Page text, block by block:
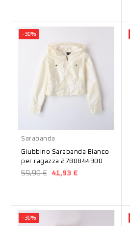
-30%
Sarabanda
Giubbino Sarabanda Bianco
per ragazza 2780844900
59,90 € 41,93 €
-30%